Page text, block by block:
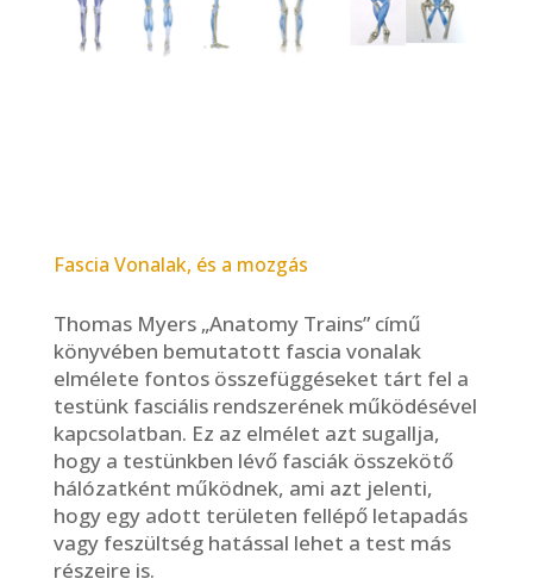
Fascia Vonalak, és a mozgás
Thomas Myers „Anatomy Trains” című
könyvében bemutatott fascia vonalak
elmélete fontos összefüggéseket tárt fel a
testünk fasciális rendszerének működésével
kapcsolatban. Ez az elmélet azt sugallja,
hogy a testünkben lévő fasciák összekötő
hálózatként működnek, ami azt jelenti,
hogy egy adott területen fellépő letapadás
vagy feszültség hatással lehet a test más
részeire is.